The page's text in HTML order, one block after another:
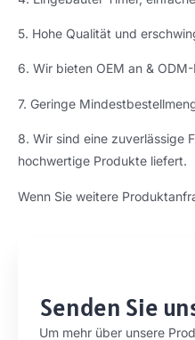
5. Hohe Qualität und
6. Wir bieten OEM an &
7. Geringe
8. Wir sind eine zuverlässige
hochwertige Produkte liefert.
Wenn Sie weitere
Senden Sie
Um mehr über unsere